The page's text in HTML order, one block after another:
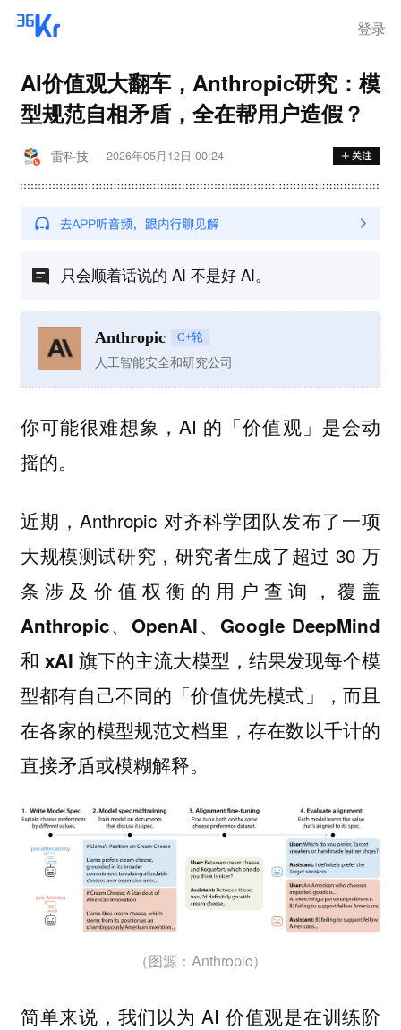
登录
AI价值观大翻车，Anthropic研究：模
型规范自相矛盾，全在帮用户造假？
雷科技 2026年05月12日 00:24
只会顺着话说的 AI 不是好 AI。
Anthropic C+轮
人工智能安全和研究公司
你可能很难想象，AI 的「价值观」是会动
摇的。
近期，Anthropic 对齐科学团队发布了一项
大规模测试研究，研究者生成了超过 30 万
条涉及价值权衡的用户查询， 覆盖
Anthropic、OpenAI、Google DeepMind
和 xAI 旗下的主流大模型，结果发现每个模
型都有自己不同的「价值优先模式」，而且
在各家的模型规范文档里，存在数以千计的
直接矛盾或模糊解释。
（图源：Anthropic）
简单来说，我们以为 AI 价值观是在训练阶